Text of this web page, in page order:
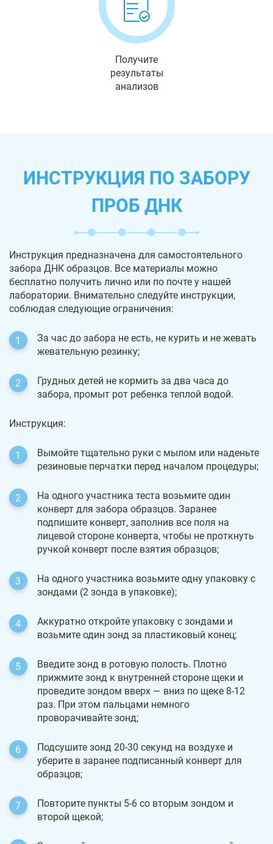
Получите
результаты
анализов
ИНСТРУКЦИЯ ПО ЗАБОРУ
ПРОБ ДНК
Инструкция предназначена для самостоятельного
забора ДНК образцов. Все материалы можно
бесплатно получить лично или по почте у нашей
лаборатории. Внимательно следуйте инструкции,
соблюдая следующие ограничения:
За час до забора не есть, не курить и не жевать
жевательную резинку;
Грудных детей не кормить за два часа до
забора, промыт рот ребенка теплой водой.
Инструкция:
Вымойте тщательно руки с мылом или наденьте
резиновые перчатки перед началом процедуры;
На одного участника теста возьмите один
конверт для забора образцов. Заранее
подпишите конверт, заполнив все поля на
лицевой стороне конверта, чтобы не проткнуть
ручкой конверт после взятия образцов;
На одного участника возьмите одну упаковку с
зондами (2 зонда в упаковке);
Аккуратно откройте упаковку с зондами и
возьмите один зонд за пластиковый конец;
Введите зонд в ротовую полость. Плотно
прижмите зонд к внутренней стороне щеки и
проведите зондом вверх — вниз по щеке 8-12
раз. При этом пальцами немного
проворачивайте зонд;
Подсушите зонд 20-30 секунд на воздухе и
уберите в заранее подписанный конверт для
образцов;
Повторите пункты 5-6 со вторым зондом и
второй щекой;